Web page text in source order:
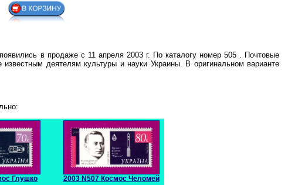
в продаже с 11 апреля 2003 г. По каталогу номер 505 . Почтовые
деятелям культуры и науки Украины. В оригинальном варианте
Глушко 2003 N507 Космос Челомей